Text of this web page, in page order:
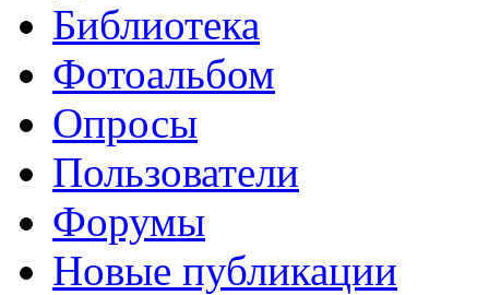
Библиотека
Фотоальбом
Опросы
Пользователи
Форумы
Новые публикации